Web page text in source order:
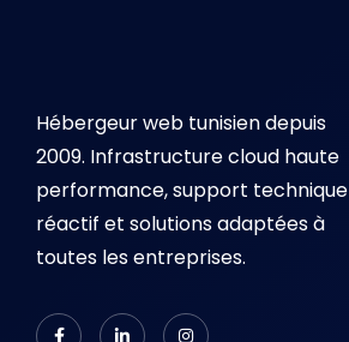
Hébergeur web tunisien depuis
2009. Infrastructure cloud haute
performance, support technique
réactif et solutions adaptées à
toutes les entreprises.